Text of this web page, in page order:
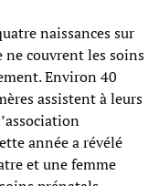
naissances sur
ne couvrent les soins
Environ 40
assistent à leurs
année a révélé
et une femme